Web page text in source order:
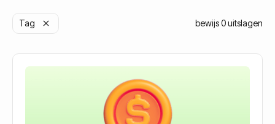
Tag bewijs0uitslagen